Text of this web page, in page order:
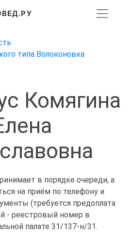
типа Волоконовка
Комягина
в порядке очереди, а
на приём по телефону и
(требуется предоплата
- реестровый номер в
палате 31/137-н/31.